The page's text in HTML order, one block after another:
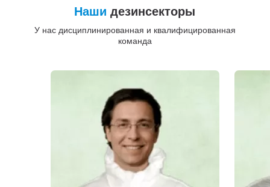
Наши дезинсекторы
У нас дисциплинированная и квалифицированная
команда